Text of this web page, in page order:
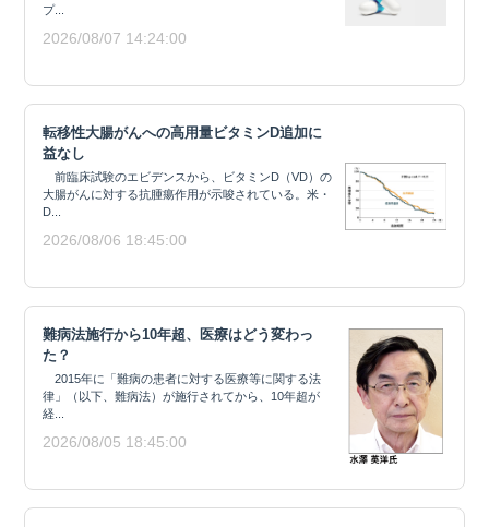
プ...
2026/08/07 14:24:00
転移性大腸がんへの高用量ビタミンD追加に
益なし
前臨床試験のエビデンスから、ビタミンD（VD）の
大腸がんに対する抗腫瘍作用が示唆されている。米・
D...
2026/08/06 18:45:00
難病法施行から10年超、医療はどう変わっ
た？
2015年に「難病の患者に対する医療等に関する法
律」（以下、難病法）が施行されてから、10年超が
経...
2026/08/05 18:45:00